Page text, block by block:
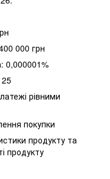
000 грн
0,000001%
рівними
покупки
продукту та
продукту